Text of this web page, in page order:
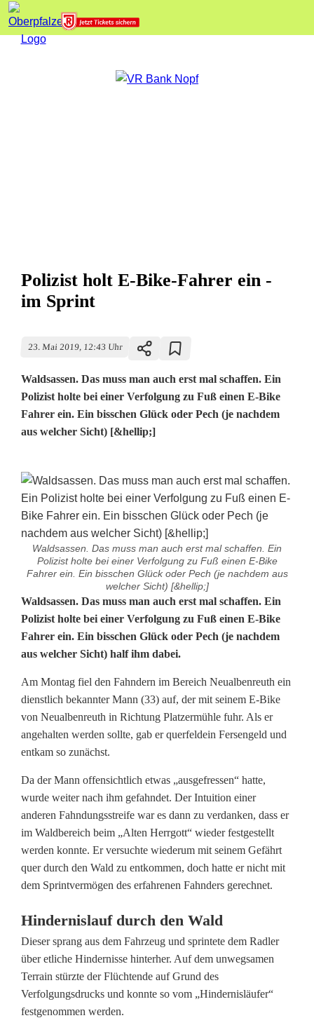
Polizist holt E-Bike-Fahrer ein -
im Sprint
23. Mai 2019, 12:43 Uhr
Waldsassen. Das muss man auch erst mal schaffen. Ein
Polizist holte bei einer Verfolgung zu Fuß einen E-Bike
Fahrer ein. Ein bisschen Glück oder Pech (je nachdem
aus welcher Sicht) [&hellip;]
Waldsassen. Das muss man auch erst mal schaffen. Ein
Polizist holte bei einer Verfolgung zu Fuß einen E-Bike
Fahrer ein. Ein bisschen Glück oder Pech (je nachdem aus
welcher Sicht) [&hellip;]
P
o
l
i
z
i
t
h
o
l
E
-
B
i
Waldsassen. Das muss man auch erst mal schaffen. Ein
Polizist holte bei einer Verfolgung zu Fuß einen E-Bike
Fahrer ein. Ein bisschen Glück oder Pech (je nachdem
aus welcher Sicht) half ihm dabei.
Am Montag fiel den Fahndern im Bereich Neualbenreuth ein
dienstlich bekannter Mann (33) auf, der mit seinem E-Bike
von Neualbenreuth in Richtung Platzermühle fuhr. Als er
angehalten werden sollte, gab er querfeldein Fersengeld und
entkam so zunächst.
Da der Mann offensichtlich etwas „ausgefressen“ hatte,
wurde weiter nach ihm gefahndet. Der Intuition einer
anderen Fahndungsstreife war es dann zu verdanken, dass er
im Waldbereich beim „Alten Herrgott“ wieder festgestellt
werden konnte. Er versuchte wiederum mit seinem Gefährt
quer durch den Wald zu entkommen, doch hatte er nicht mit
dem Sprintvermögen des erfahrenen Fahnders gerechnet.
Hindernislauf durch den Wald
Dieser sprang aus dem Fahrzeug und sprintete dem Radler
über etliche Hindernisse hinterher. Auf dem unwegsamen
Terrain stürzte der Flüchtende auf Grund des
Verfolgungsdrucks und konnte so vom „Hindernisläufer“
festgenommen werden.